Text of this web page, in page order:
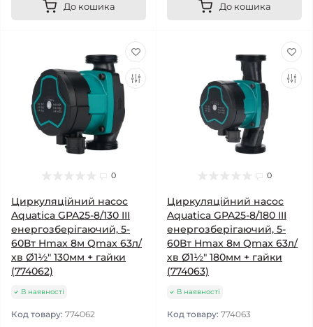
До кошика До кошика
0
Циркуляційний насос
Aquatica GPA25-8/130 III
енергозберігаючий, 5-
60Вт Hmax 8м Qmax 63л/
хв Ø1½" 130мм + гайки
(774062)
В наявності
Код товару: 774062
0
Циркуляційний насос
Aquatica GPA25-8/180 III
енергозберігаючий, 5-
60Вт Hmax 8м Qmax 63л/
хв Ø1½" 180мм + гайки
(774063)
В наявності
Код товару: 774063